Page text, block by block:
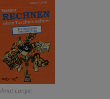
Lange: